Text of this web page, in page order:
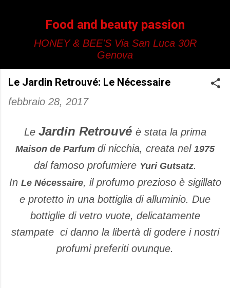
Food and beauty passion
HONEY & BEE'S Via San Luca 30R
Genova
Le Jardin Retrouvé: Le Nécessaire
febbraio 28, 2017
Le Jardin Retrouvé è stata la prima
Maison de Parfum di nicchia, creata nel 1975
dal famoso profumiere Yuri Gutsatz.
In Le Nécessaire, il profumo prezioso è sigillato
e protetto in una bottiglia di alluminio. Due
bottiglie di vetro vuote, delicatamente
stampate ci danno la libertà di godere i nostri
profumi preferiti ovunque.